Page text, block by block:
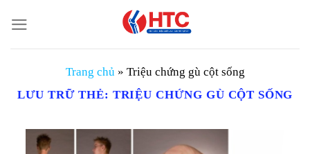
đến
nội
Trang chủ » Triệu chứng gù cột sống
LƯU TRỮ THẺ: TRIỆU CHỨNG GÙ CỘT SỐNG